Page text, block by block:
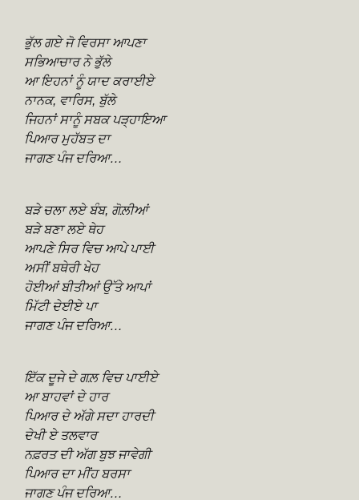
ਭੁੱਲ ਗਏ ਜੋ ਵਿਰਸਾ ਆਪਣਾ
ਸਭਿਆਚਾਰ ਨੇ ਭੁੱਲੇ
ਆ ਇਹਨਾਂ ਨੂੰ ਯਾਦ ਕਰਾਈਏ
ਨਾਨਕ, ਵਾਰਿਸ, ਬੁੱਲੇ
ਜਿਹਨਾਂ ਸਾਨੂੰ ਸਬਕ ਪੜ੍ਹਾਇਆ
ਪਿਆਰ ਮੁਹੱਬਤ ਦਾ
ਜਾਗਣ ਪੰਜ ਦਰਿਆ…
ਬੜੇ ਚਲਾ ਲਏ ਬੰਬ, ਗੋਲ਼ੀਆਂ
ਬੜੇ ਬਣਾ ਲਏ ਥੇਹ
ਆਪਣੇ ਸਿਰ ਵਿਚ ਆਪੇ ਪਾਈ
ਅਸੀਂ ਬਥੇਰੀ ਖੇਹ
ਹੋਈਆਂ ਬੀਤੀਆਂ ਉੱਤੇ ਆਪਾਂ
ਮਿੱਟੀ ਦੇਈਏ ਪਾ
ਜਾਗਣ ਪੰਜ ਦਰਿਆ…
ਇੱਕ ਦੂਜੇ ਦੇ ਗਲ਼ ਵਿਚ ਪਾਈਏ
ਆ ਬਾਹਵਾਂ ਦੇ ਹਾਰ
ਪਿਆਰ ਦੇ ਅੱਗੇ ਸਦਾ ਹਾਰਦੀ
ਦੇਖੀ ਏ ਤਲਵਾਰ
ਨਫ਼ਰਤ ਦੀ ਅੱਗ ਬੁਝ ਜਾਵੇਗੀ
ਪਿਆਰ ਦਾ ਮੀਂਹ ਬਰਸਾ
ਜਾਗਣ ਪੰਜ ਦਰਿਆ…